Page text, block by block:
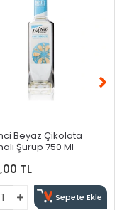
Beyaz Çikolata
Şurup 750 Ml
TL
Sepete Ekle